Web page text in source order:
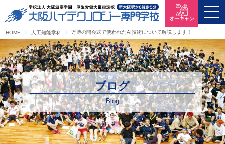
HOME 人工知能学科 万博の開会式で使われたAI技術について解説します！
オーキャン
ブログ
Blog